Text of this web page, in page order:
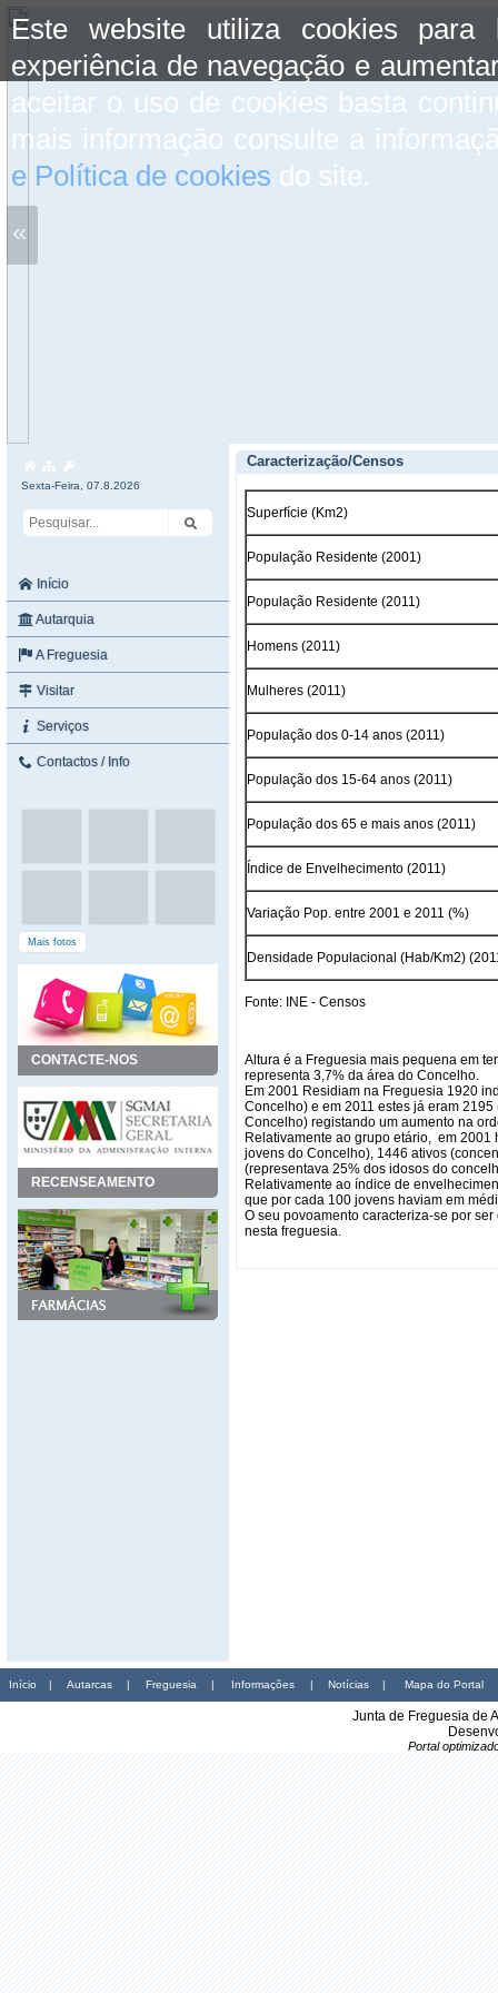
Este website utiliza cookies para
experiência de navegação e
aceitar o uso de cookies basta
mais informação consulte a
e Política de cookies do site.
«
Sexta-Feira, 07.8.2026
Início
Autarquia
A Freguesia
Visitar
Serviços
Contactos / Info
Mais fotos
CONTACTE-NOS
RECENSEAMENTO
Caracterização/Censos
Superfície (Km2)
População Residente (2001)
População Residente (2011)
Homens (2011)
Mulheres (2011)
População dos 0-14 anos (2011)
População dos 15-64 anos (2011)
População dos 65 e mais anos (2011)
Índice de Envelhecimento (2011)
Variação Pop. entre 2001 e 2011 (%)
Densidade Populacional (Hab/Km2)
Fonte: INE - Censos
Altura é a Freguesia mais pequena em
representa 3,7% da área do Concelho.
Em 2001 Residiam na Freguesia 1920
Concelho) e em 2011 estes já eram
Concelho) registando um aumento na
Relativamente ao grupo etário, em
jovens do Concelho), 1446 ativos
(representava 25% dos idosos do
Relativamente ao índice de
que por cada 100 jovens haviam em
O seu povoamento caracteriza-se por
nesta freguesia.
Início | Autarcas | Freguesia | Informações | Notícias | Mapa do Portal
Junta de Freguesia de
Portal